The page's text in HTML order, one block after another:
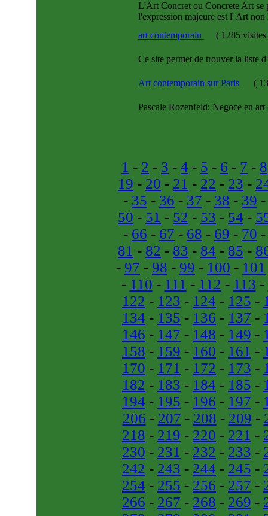
L'Art Concret ou Concrete Art se
l'expression majeure est l' Art
art contemporain
(1285 visites
Ce site permet de trouver la liste
Art contemporain sur Paris (
Pascale Rozenfeld: Negoce en
1 - 2 - 3 - 4 - 5 - 6 - 7 - 8
19 - 20 - 21 - 22 - 23 -
- 35 - 36 - 37 - 38 - 39
50 - 51 - 52 - 53 - 54 -
- 66 - 67 - 68 - 69 - 70
81 - 82 - 83 - 84 - 85 -
- 97 - 98 - 99 - 100 - 101
- 110 - 111 - 112 - 113 -
122 - 123 - 124 - 125 -
134 - 135 - 136 - 137 -
146 - 147 - 148 - 149 -
158 - 159 - 160 - 161 -
170 - 171 - 172 - 173 -
182 - 183 - 184 - 185 -
194 - 195 - 196 - 197 -
206 - 207 - 208 - 209 -
218 - 219 - 220 - 221 -
230 - 231 - 232 - 233 -
242 - 243 - 244 - 245 -
254 - 255 - 256 - 257 -
266 - 267 - 268 - 269 -